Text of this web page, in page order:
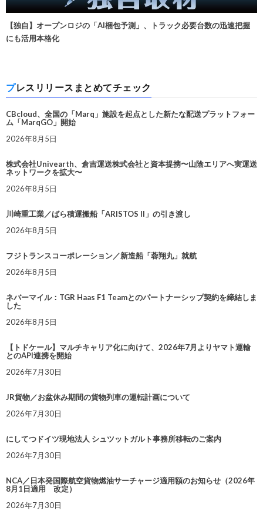
【独自】オープンロジの「AI梱包予測」、トラック必要台数の迅速把握
にも活用本格化
プレスリリースまとめてチェック
CBcloud、全国の「Marq」施設を起点とした新たな配送プラットフォー
ム「MarqGO」開始
2026年8月5日
株式会社Univearth、倉吉運送株式会社と資本提携〜山陰エリアへ実運送
ネットワークを拡大〜
2026年8月5日
川崎重工業／ばら積運搬船「ARISTOS II」の引き渡し
2026年8月5日
フジトランスコーポレーション／新造船「蓉翔丸」就航
2026年8月5日
ネバーマイル：TGR Haas F1 Teamとのパートナーシップ契約を締結しま
した
2026年8月5日
【トドケール】マルチキャリア化に向けて、2026年7月よりヤマト運輸
とのAPI連携を開始
2026年7月30日
JR貨物／お盆休み期間の貨物列車の運転計画について
2026年7月30日
にしてつドイツ現地法人 シュツットガルト事務所移転のご案内
2026年7月30日
NCA／日本発国際航空貨物燃油サーチャージ適用額のお知らせ（2026年
8月1日適用 改定）
2026年7月30日